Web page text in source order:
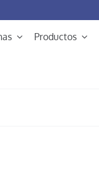
Productos